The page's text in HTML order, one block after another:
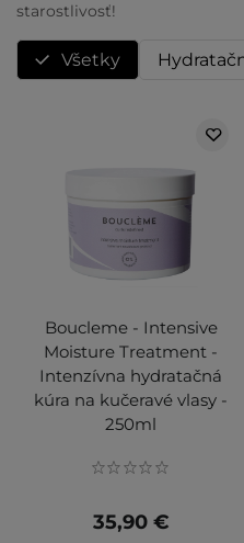
starostlivosť!
Všetky
Boucleme - Intensive
Moisture Treatment -
Intenzívna hydratačná
kúra na kučeravé vlasy -
250ml
35,90 €